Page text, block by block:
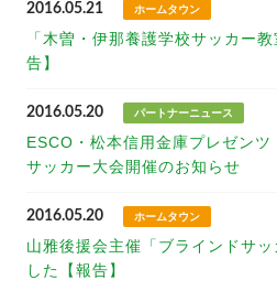
2016.05.21 ホームタウン
「木曽・伊那養護学校サッカー
告】
2016.05.20 パートナーニュース
ESCO・松本信用金庫プレゼン
サッカー大会開催のお知らせ
2016.05.20 ホームタウン
山雅後援会主催「ブラインドサ
した【報告】